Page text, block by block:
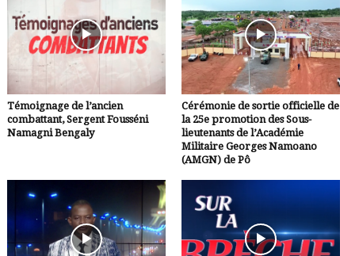
Témoignage de l’ancien
combattant, Sergent Fousséni
Namagni Bengaly
Cérémonie de sortie officielle de
la 25e promotion des Sous-
lieutenants de l’Académie
Militaire Georges Namoano
(AMGN) de Pô